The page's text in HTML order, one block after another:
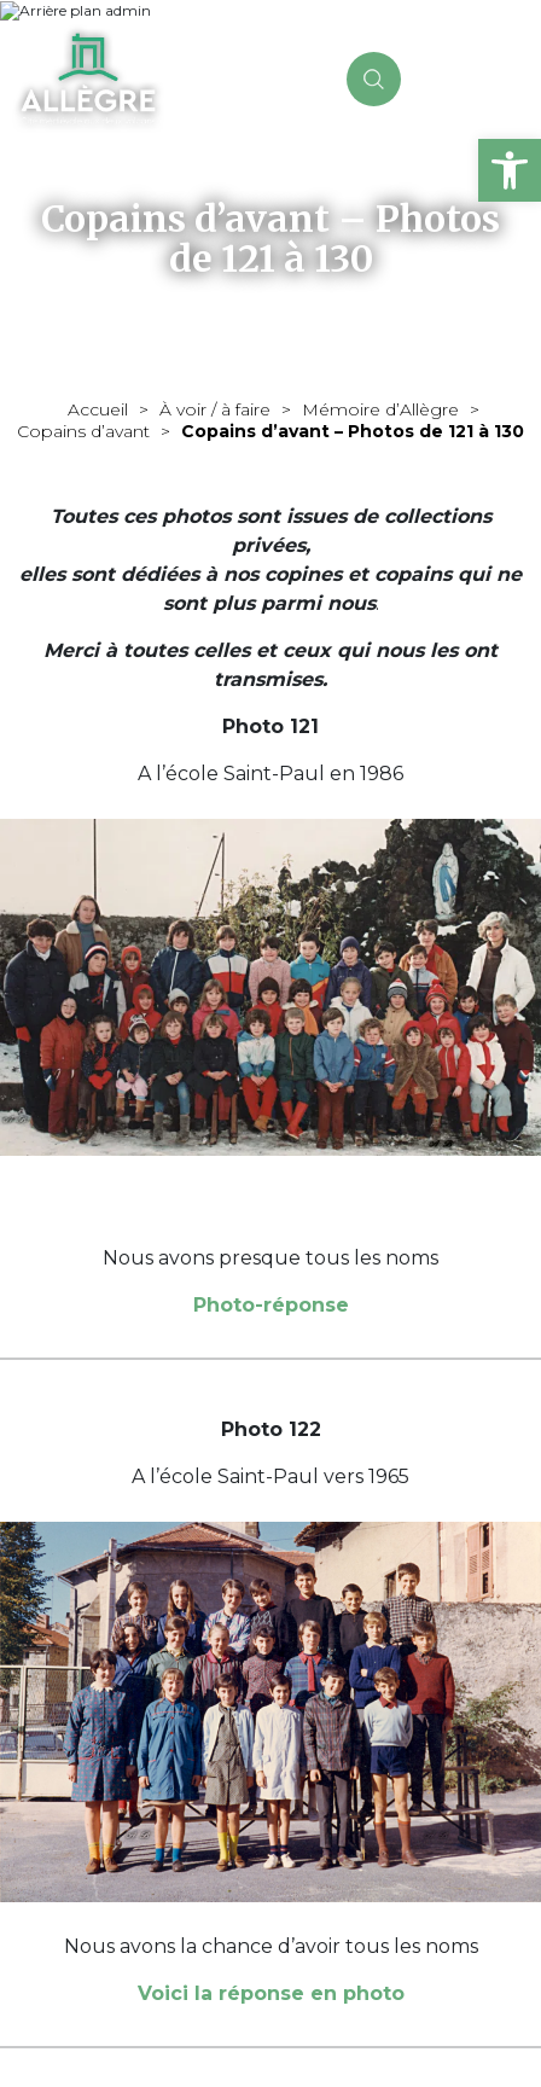
Copains d’avant – Photos
de 121 à 130
Accueil > À voir / à faire > Mémoire d’Allègre
>
Copains d’avant > Copains d’avant – Photos de 121 à 130
Toutes ces photos sont issues de collections
privées,
elles sont dédiées à nos copines et copains qui ne
sont plus parmi nous.
Merci à toutes celles et ceux qui nous les ont
transmises.
Photo 121
A l’école Saint-Paul en 1986
Nous avons presque tous les noms
Photo-réponse
Photo 122
A l’école Saint-Paul vers 1965
Nous avons la chance d’avoir tous les noms
Voici la réponse en photo